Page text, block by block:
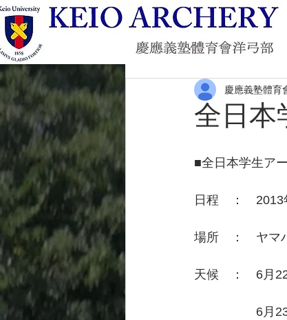
全日本
慶應義塾體育
■全日本学生ア
日程　：　
場所　：　ヤマ
天候　：　6月
6月23日（